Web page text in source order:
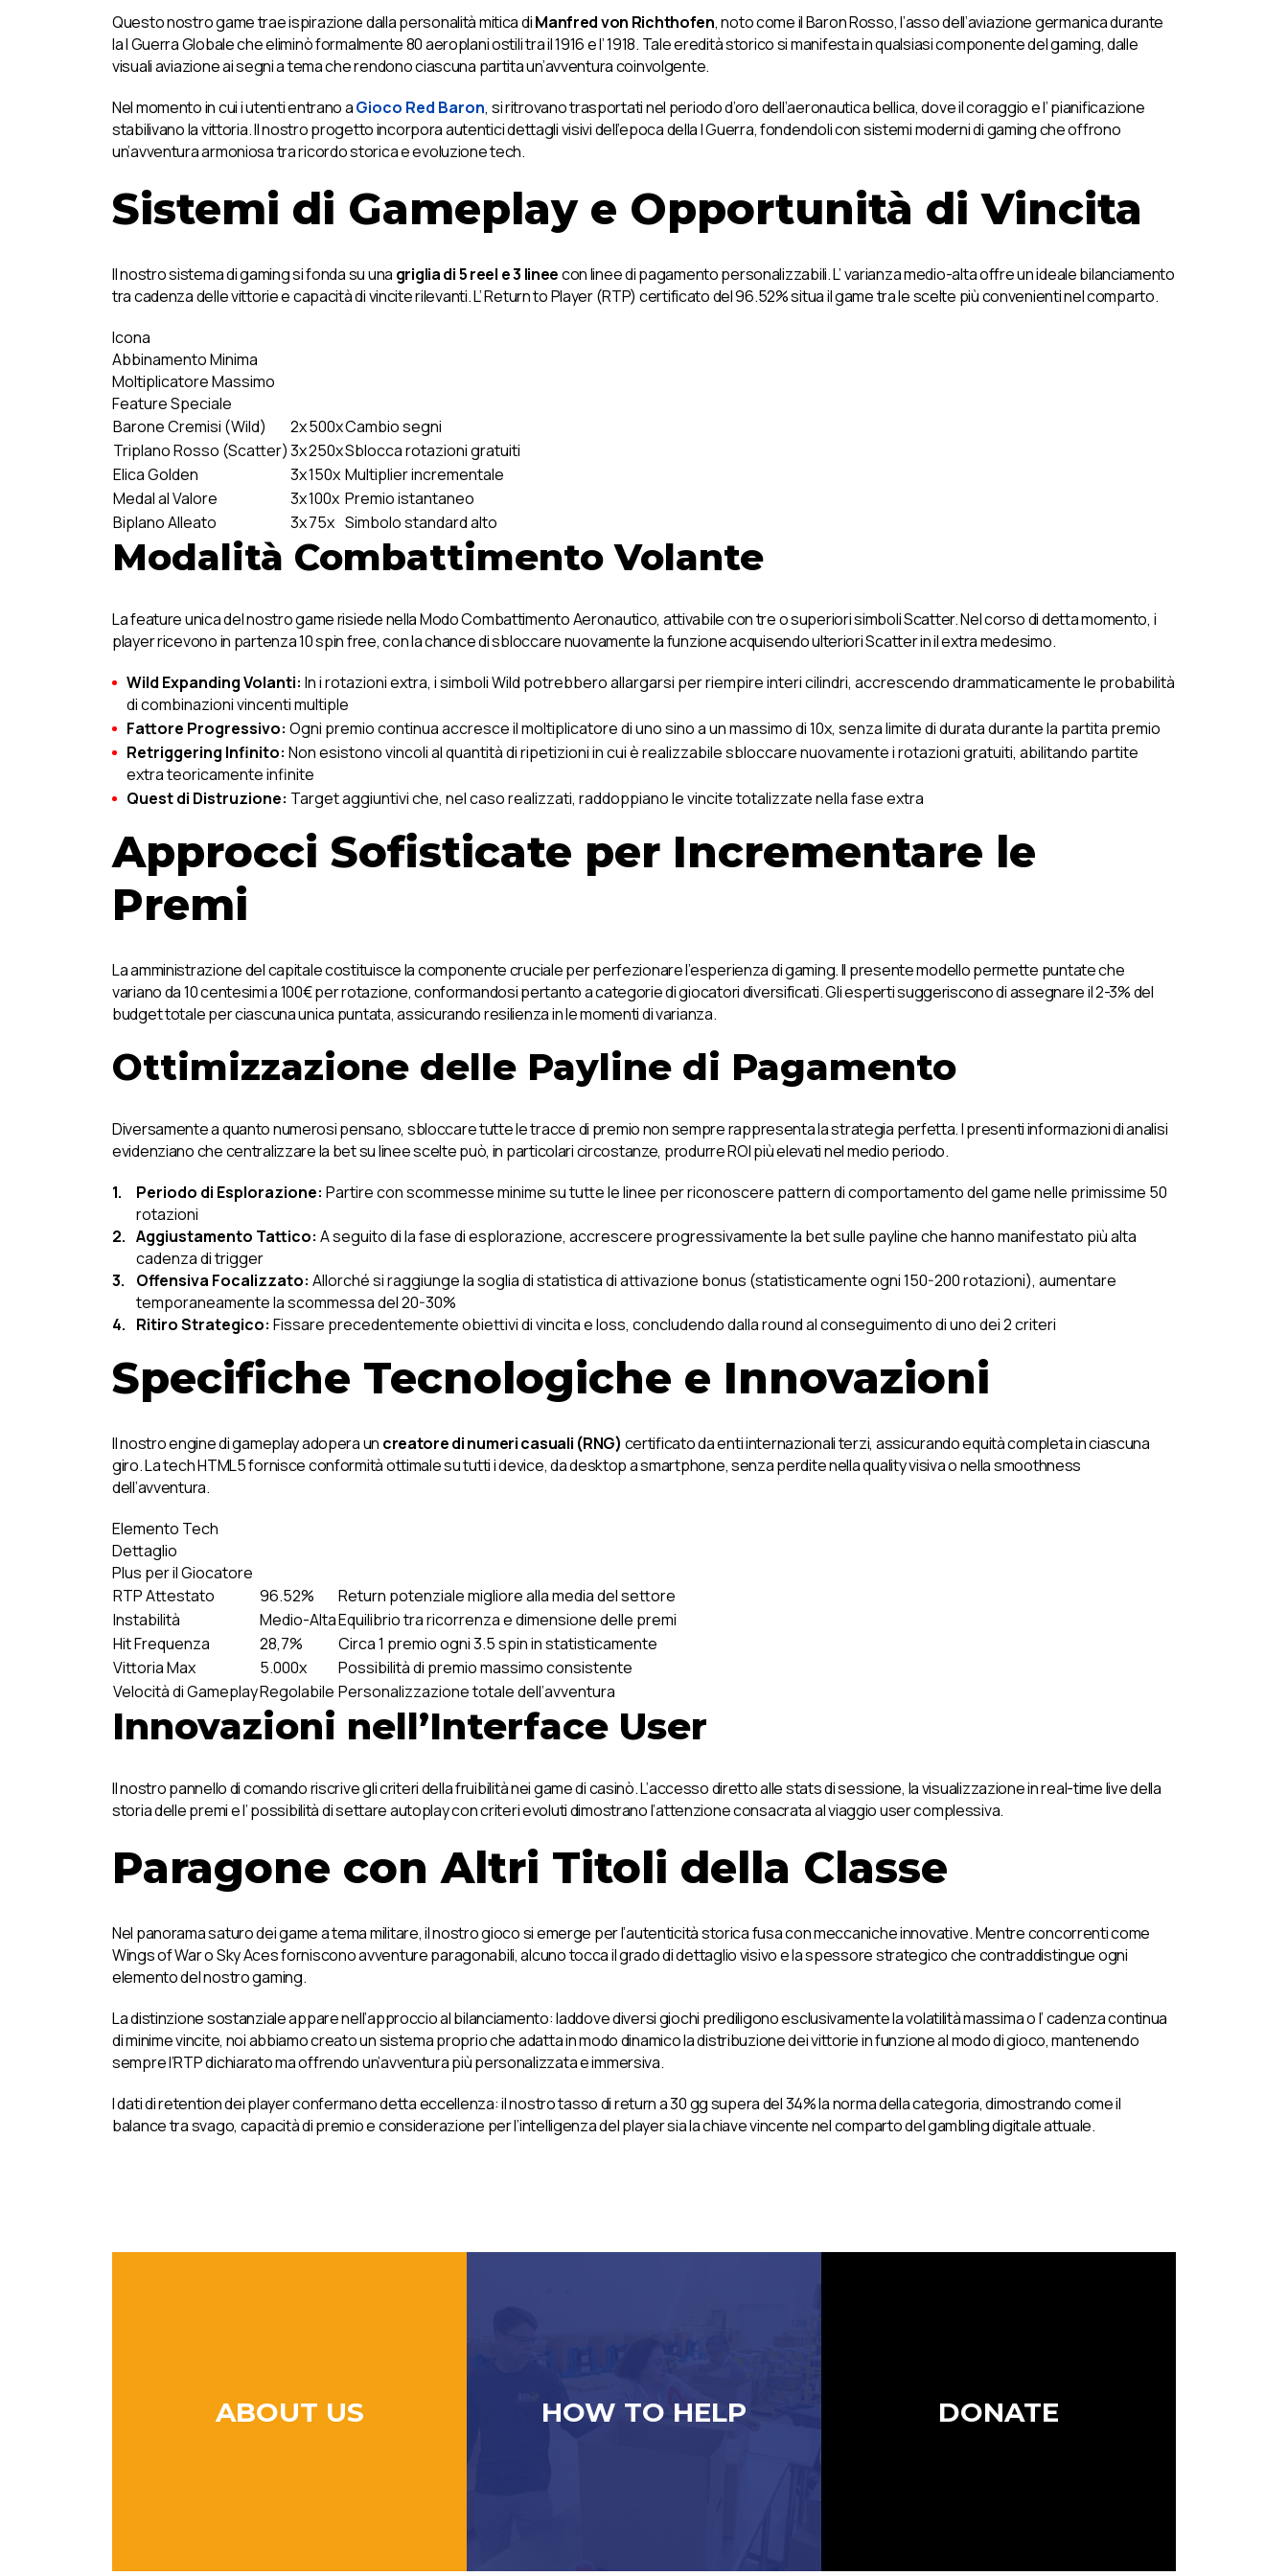
Questo nostro game trae ispirazione dalla personalità mitica diManfred von Richthofen, noto come il Baron Rosso, l’asso dell’aviazione germanica durante
la I Guerra Globale che eliminò formalmente 80 aeroplani ostili tra il 1916 e l’ 1918. Tale eredità storico si manifesta in qualsiasi componente del gaming, dalle
visuali aviazione ai segni a tema che rendono ciascuna partita un’avventura coinvolgente.
Nel momento in cui i utenti entrano aGioco Red Baron, si ritrovano trasportati nel periodo d’oro dell’aeronautica bellica, dove il coraggio e l’ pianificazione
stabilivano la vittoria. Il nostro progetto incorpora autentici dettagli visivi dell’epoca della I Guerra, fondendoli con sistemi moderni di gaming che offrono
un’avventura armoniosa tra ricordo storica e evoluzione tech.
Sistemi di Gameplay e Opportunità di Vincita
Il nostro sistema di gaming si fonda su una griglia di 5 reel e 3 lineecon linee di pagamento personalizzabili. L’ varianza medio-alta offre un ideale bilanciamento
tra cadenza delle vittorie e capacità di vincite rilevanti. L’ Return to Player (RTP) certificato del 96.52% situa il game tra le scelte più convenienti nel comparto.
Icona
Abbinamento Minima
Moltiplicatore Massimo
Feature Speciale
Barone Cremisi (Wild)
2x500xCambio segni
Triplano Rosso (Scatter)3x250xSblocca rotazioni gratuiti
Elica Golden
3x150x Multiplier incrementale
Medal al Valore
3x100x Premio istantaneo
Biplano Alleato
3x75x Simbolo standard alto
Modalità Combattimento Volante
La feature unica del nostro game risiede nella Modo Combattimento Aeronautico, attivabile con tre o superiori simboli Scatter. Nel corso di detta momento, i
player ricevono in partenza 10 spin free, con la chance di sbloccare nuovamente la funzione acquisendo ulteriori Scatter in il extra medesimo.
Wild Expanding Volanti: In i rotazioni extra, i simboli Wild potrebbero allargarsi per riempire interi cilindri, accrescendo drammaticamente le probabilità
di combinazioni vincenti multiple
Fattore Progressivo: Ogni premio continua accresce il moltiplicatore di uno sino a un massimo di 10x, senza limite di durata durante la partita premio
Retriggering Infinito: Non esistono vincoli al quantità di ripetizioni in cui è realizzabile sbloccare nuovamente i rotazioni gratuiti, abilitando partite
extra teoricamente infinite
Quest di Distruzione: Target aggiuntivi che, nel caso realizzati, raddoppiano le vincite totalizzate nella fase extra
Approcci Sofisticate per Incrementare le
Premi
La amministrazione del capitale costituisce la componente cruciale per perfezionare l’esperienza di gaming. Il presente modello permette puntate che
variano da 10 centesimi a 100€ per rotazione, conformandosi pertanto a categorie di giocatori diversificati. Gli esperti suggeriscono di assegnare il 2-3% del
budget totale per ciascuna unica puntata, assicurando resilienza in le momenti di varianza.
Ottimizzazione delle Payline di Pagamento
Diversamente a quanto numerosi pensano, sbloccare tutte le tracce di premio non sempre rappresenta la strategia perfetta. I presenti informazioni di analisi
evidenziano che centralizzare la bet su linee scelte può, in particolari circostanze, produrre ROI più elevati nel medio periodo.
Periodo di Esplorazione: Partire con scommesse minime su tutte le linee per riconoscere pattern di comportamento del game nelle primissime 50
rotazioni
Aggiustamento Tattico: A seguito di la fase di esplorazione, accrescere progressivamente la bet sulle payline che hanno manifestato più alta
cadenza di trigger
Offensiva Focalizzato: Allorché si raggiunge la soglia di statistica di attivazione bonus (statisticamente ogni 150-200 rotazioni), aumentare
temporaneamente la scommessa del 20-30%
Ritiro Strategico: Fissare precedentemente obiettivi di vincita e loss, concludendo dalla round al conseguimento di uno dei 2 criteri
Specifiche Tecnologiche e Innovazioni
Il nostro engine di gameplay adopera un creatore di numeri casuali (RNG) certificato da enti internazionali terzi, assicurando equità completa in ciascuna
giro. La tech HTML5 fornisce conformità ottimale su tutti i device, da desktop a smartphone, senza perdite nella quality visiva o nella smoothness
dell’avventura.
Elemento Tech
Dettaglio
Plus per il Giocatore
RTP Attestato
96.52%
Return potenziale migliore alla media del settore
Instabilità
Medio-AltaEquilibrio tra ricorrenza e dimensione delle premi
Hit Frequenza
28,7%
Circa 1 premio ogni 3.5 spin in statisticamente
Vittoria Max
5.000x
Possibilità di premio massimo consistente
Velocità di GameplayRegolabile Personalizzazione totale dell’avventura
Innovazioni nell’Interface User
Il nostro pannello di comando riscrive gli criteri della fruibilità nei game di casinò. L’accesso diretto alle stats di sessione, la visualizzazione in real-time live della
storia delle premi e l’ possibilità di settare autoplay con criteri evoluti dimostrano l’attenzione consacrata al viaggio user complessiva.
Paragone con Altri Titoli della Classe
Nel panorama saturo dei game a tema militare, il nostro gioco si emerge per l’autenticità storica fusa con meccaniche innovative. Mentre concorrenti come
Wings of War o Sky Aces forniscono avventure paragonabili, alcuno tocca il grado di dettaglio visivo e la spessore strategico che contraddistingue ogni
elemento del nostro gaming.
La distinzione sostanziale appare nell’approccio al bilanciamento: laddove diversi giochi prediligono esclusivamente la volatilità massima o l’ cadenza continua
di minime vincite, noi abbiamo creato un sistema proprio che adatta in modo dinamico la distribuzione dei vittorie in funzione al modo di gioco, mantenendo
sempre l’RTP dichiarato ma offrendo un’avventura più personalizzata e immersiva.
I dati di retention dei player confermano detta eccellenza: il nostro tasso di return a 30 gg supera del 34% la norma della categoria, dimostrando come il
balance tra svago, capacità di premio e considerazione per l’intelligenza del player sia la chiave vincente nel comparto del gambling digitale attuale.
ABOUT US HOW TO HELP DONATE